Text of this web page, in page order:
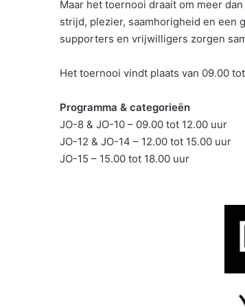
Maar het toernooi draait om meer
strijd, plezier, saamhorigheid en een
supporters en vrijwilligers zorgen
Het toernooi vindt plaats van 09.00
Programma & categorieën
JO-8 & JO-10 – 09.00 tot 12.00 uur
JO-12 & JO-14 – 12.00 tot 15.00 uur
JO-15 – 15.00 tot 18.00 uur